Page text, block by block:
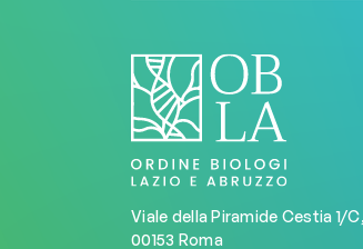
Viale della Piramide Cestia 1/C,
00153 Roma